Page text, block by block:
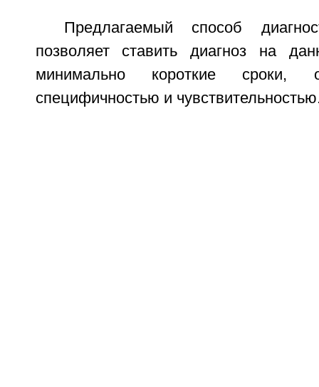
Предлагаемый способ
позволяет ставить диагноз на
минимально короткие сроки,
специфичностью и